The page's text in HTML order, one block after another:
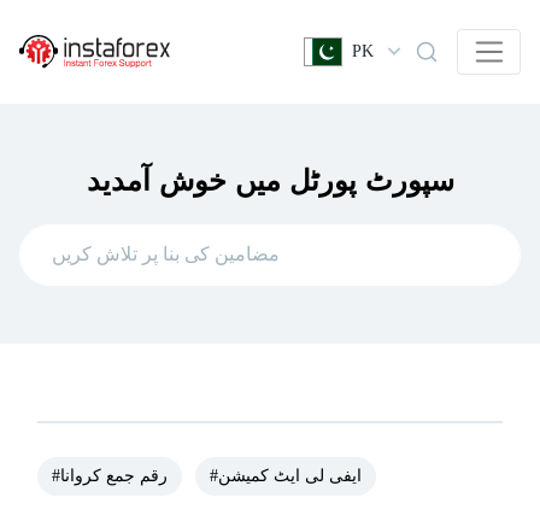
PK
سپورٹ پورٹل میں خوش آمدید
#رقم جمع کروانا #ایفی لی ایٹ کمیشن